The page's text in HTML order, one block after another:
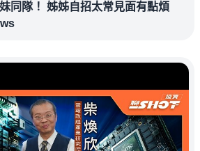
同隊！ 姊姊自招太常見面有點煩